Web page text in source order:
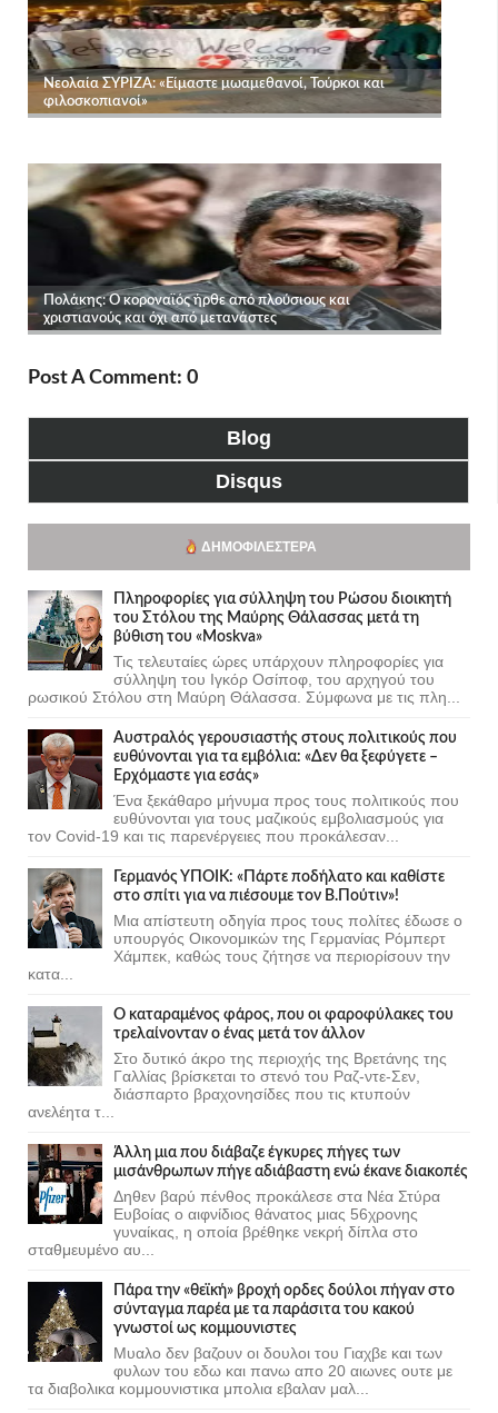
Post A Comment: 0
Blog
Disqus
ΔΗΜΟΦΙΛΈΣΤΕΡΑ
Πληροφορίες για σύλληψη του Ρώσου διοικητή
του Στόλου της Mαύρης Θάλασσας μετά τη
βύθιση του «Moskva»
Τις τελευταίες ώρες υπάρχουν πληροφορίες για
σύλληψη του Ιγκόρ Οσίποφ, του αρχηγού του
ρωσικού Στόλου στη Μαύρη Θάλασσα. Σύμφωνα με τις πλη...
Αυστραλός γερουσιαστής στους πολιτικούς που
ευθύνονται για τα εμβόλια: «Δεν θα ξεφύγετε –
Ερχόμαστε για εσάς»
Ένα ξεκάθαρο μήνυμα προς τους πολιτικούς που
ευθύνονται για τους μαζικούς εμβολιασμούς για
τον Covid-19 και τις παρενέργειες που προκάλεσαν...
Γερμανός ΥΠΟΙΚ: «Πάρτε ποδήλατο και καθίστε
στο σπίτι για να πιέσουμε τον Β.Πούτιν»!
Μια απίστευτη οδηγία προς τους πολίτες έδωσε ο
υπουργός Οικονομικών της Γερμανίας Ρόμπερτ
Χάμπεκ, καθώς τους ζήτησε να περιορίσουν την
κατα...
Ο καταραμένος φάρος, που οι φαροφύλακες του
τρελαίνονταν ο ένας μετά τον άλλον
Στο δυτικό άκρο της περιοχής της Βρετάνης της
Γαλλίας βρίσκεται το στενό του Ραζ-ντε-Σεν,
διάσπαρτο βραχονησίδες που τις κτυπούν
ανελέητα τ...
Άλλη μια που διάβαζε έγκυρες πήγες των
μισάνθρωπων πήγε αδιάβαστη ενώ έκανε διακοπές
Δηθεν βαρύ πένθος προκάλεσε στα Νέα Στύρα
Ευβοίας ο αιφνίδιος θάνατος μιας 56χρονης
γυναίκας, η οποία βρέθηκε νεκρή δίπλα στο
σταθμευμένο αυ...
Πάρα την «θεϊκή» βροχή ορδες δούλοι πήγαν στο
σύνταγμα παρέα με τα παράσιτα του κακού
γνωστοί ως κομμουνιστες
Μυαλο δεν βαζουν οι δουλοι του Γιαχβε και των
φυλων του εδω και πανω απο 20 αιωνες ουτε με
τα διαβολικα κομμουνιστικα μπολια εβαλαν μαλ...